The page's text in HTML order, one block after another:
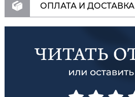
ОПЛАТА И ДОСТАВКА